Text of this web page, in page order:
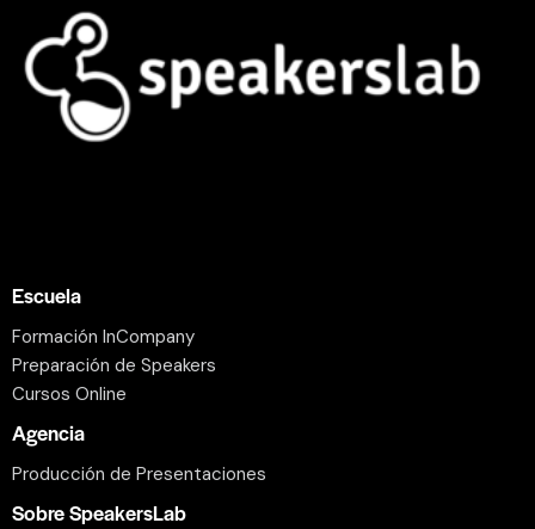
Escuela
Formación InCompany
Preparación de Speakers
Cursos Online
Agencia
Producción de Presentaciones
Sobre SpeakersLab